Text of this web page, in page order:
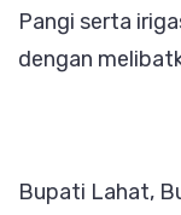
Pangi serta
dengan
Bupati Lahat,